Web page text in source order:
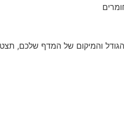
והמיקום של המדף שלכם,